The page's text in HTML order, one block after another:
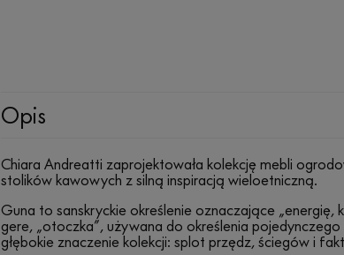
Opis
Chiara Andreatti zaprojektowała kolekcję mebli
stolików kawowych z silną inspiracją wieloetniczną.
Guna to sanskryckie określenie oznaczające
gere, „otoczka”, używana do określenia
głębokie znaczenie kolekcji: splot przędz, ściegów i